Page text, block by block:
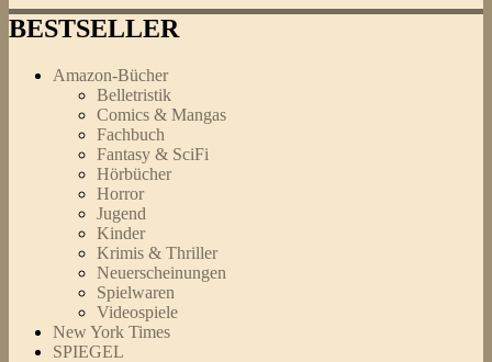
BESTSELLER
Amazon-Bücher
Belletristik
Comics & Mangas
Fachbuch
Fantasy & SciFi
Hörbücher
Horror
Jugend
Kinder
Krimis & Thriller
Neuerscheinungen
Spielwaren
Videospiele
New York Times
SPIEGEL